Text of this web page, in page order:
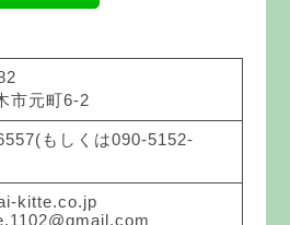
市元町6-2
もしくは090-5152-
kitte.co.jp